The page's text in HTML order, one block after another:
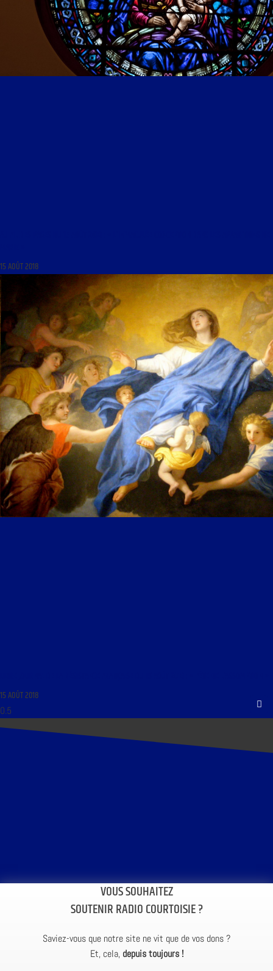
15 AOÛT 2018
15 AOÛT 2018
VOUS SOUHAITEZ
SOUTENIR RADIO COURTOISIE ?
Saviez-vous que notre site ne vit que de vos dons ?
Et, cela, depuis toujours !